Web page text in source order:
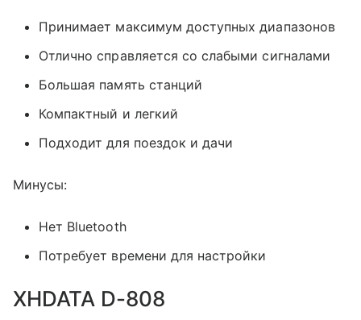
Принимает максимум доступных диапазонов
Отлично справляется со слабыми сигналами
Большая память станций
Компактный и легкий
Подходит для поездок и дачи
Минусы:
Нет Bluetooth
Потребует времени для настройки
XHDATA D-808